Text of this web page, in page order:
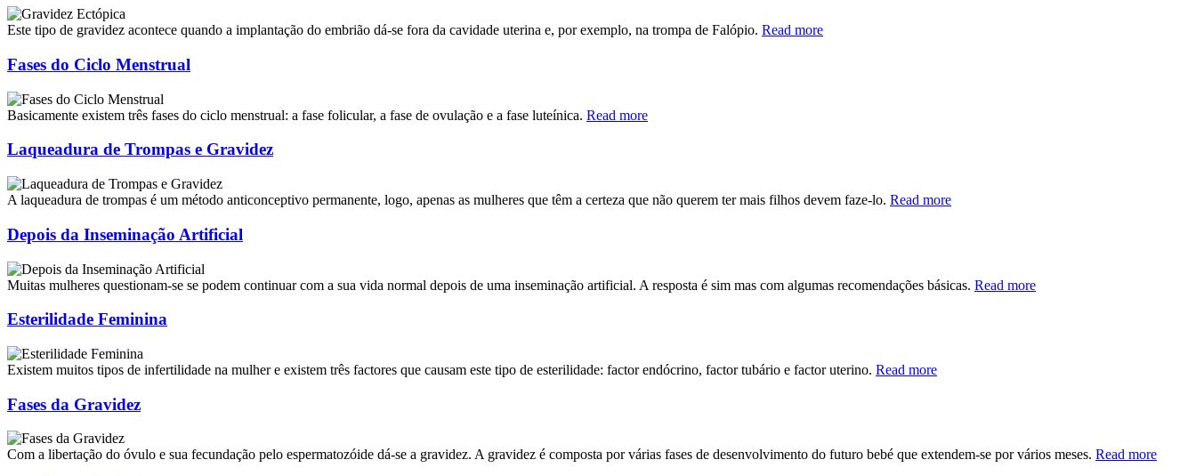
Este tipo de gravidez acontece quando a implantação do embrião dá-se fora da cavidade uterina e, por exemplo, na trompa de Falópio. Read more
Fases do Ciclo Menstrual
Basicamente existem três fases do ciclo menstrual: a fase folicular, a fase de ovulação e a fase luteínica. Read more
Laqueadura de Trompas e Gravidez
A laqueadura de trompas é um método anticonceptivo permanente, logo, apenas as mulheres que têm a certeza que não querem ter mais filhos devem faze-lo. Read more
Depois da Inseminação Artificial
Muitas mulheres questionam-se se podem continuar com a sua vida normal depois de uma inseminação artificial. A resposta é sim mas com algumas recomendações básicas. Read more
Esterilidade Feminina
Existem muitos tipos de infertilidade na mulher e existem três factores que causam este tipo de esterilidade: factor endócrino, factor tubário e factor uterino. Read more
Fases da Gravidez
Com a libertação do óvulo e sua fecundação pelo espermatozóide dá-se a gravidez. A gravidez é composta por várias fases de desenvolvimento do futuro bebé que extendem-se por vários meses. Read more